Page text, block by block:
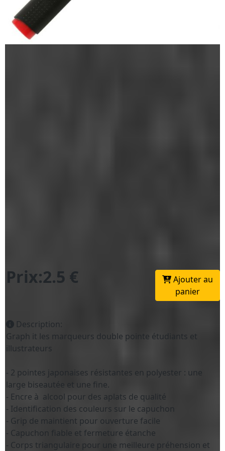
Prix:2.5 €
Ajouter au
panier
Description:
Graph it les marqueurs double pointe étudiants et
illustrateurs
- 2 pointes japonaises résistantes en polyester : une
large biseautée et une fine.
- Encre à alcool pour des aplats de qualité
- Identification des couleurs sur le capuchon
- Grip de maintient pour ouverture facile
- Capuchon fiable et fermeture étanche
- Corps triangulaire pour une meilleure préhension et